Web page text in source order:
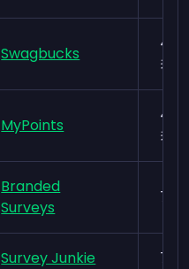
Swagbucks
카
MyPoints
카
Branded
Surveys
Survey Junkie